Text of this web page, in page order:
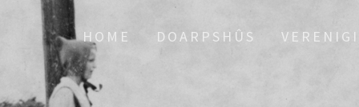
HOME DOARPSHÛS